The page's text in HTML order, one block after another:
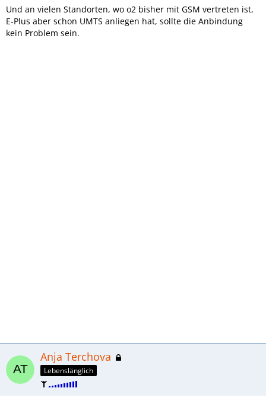
Und an vielen Standorten, wo o2 bisher mit GSM vertreten ist,
E-Plus aber schon UMTS anliegen hat, sollte die Anbindung
kein Problem sein.
Anja Terchova
Lebenslänglich